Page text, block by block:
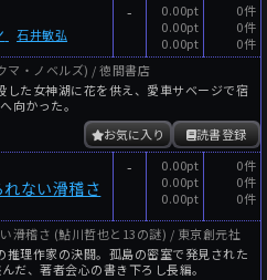
石井敏弘
-
0.00pt
0.00pt
0.00pt
0件
0件
0件
マ・ノベルズ) / 徳間書店
した女神湖に花を供え、愛車サベージで宿
向かった。
読書登録
お気に入り
ない滑稽さ
-
0.00pt
0.00pt
0.00pt
0件
0件
0件
滑稽さ (鮎川哲也と13の謎) / 東京創元社
推理作家の決闘。孤島の密室で発見された
だ、著者会心の書き下ろし長編。